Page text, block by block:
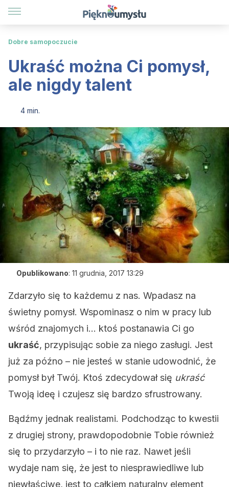
Dobre samopoczucie
Ukraść można Ci pomysł,
ale nigdy talent
4 min.
Opublikowano: 11 grudnia, 2017 13:29
Zdarzyło się to każdemu z nas. Wpadasz na
świetny pomysł. Wspominasz o nim w pracy lub
wśród znajomych i… ktoś postanawia Ci go
ukraść, przypisując sobie za niego zasługi. Jest
już za późno – nie jesteś w stanie udowodnić, że
pomysł był Twój. Ktoś zdecydował się ukraść
Twoją ideę i czujesz się bardzo sfrustrowany.
Bądźmy jednak realistami. Podchodząc to kwestii
z drugiej strony, prawdopodobnie Tobie również
się to przydarzyło – i to nie raz. Nawet jeśli
wydaje nam się, że jest to niesprawiedliwe lub
niewłaściwe, jest to całkiem naturalny element